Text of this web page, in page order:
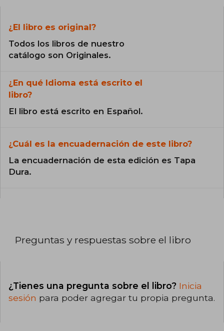
¿El libro es original?
Todos los libros de nuestro
catálogo son Originales.
¿En qué Idioma está escrito el
libro?
El libro está escrito en Español.
¿Cuál es la encuadernación de este libro?
La encuadernación de esta edición es Tapa
Dura.
Preguntas y respuestas sobre el libro
¿Tienes una pregunta sobre el libro? Inicia
sesión para poder agregar tu propia pregunta.